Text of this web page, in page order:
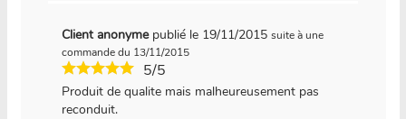
Client anonyme publié le 19/11/2015 suite à une
commande du 13/11/2015
5/5
Produit de qualite mais malheureusement pas
reconduit.